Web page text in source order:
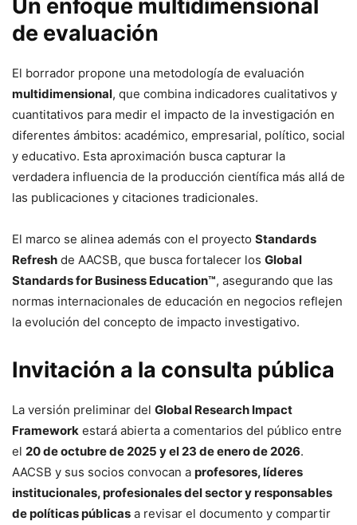
Un enfoque multidimensional
de evaluación
El borrador propone una metodología de evaluación
multidimensional, que combina indicadores cualitativos y
cuantitativos para medir el impacto de la investigación en
diferentes ámbitos: académico, empresarial, político, social
y educativo. Esta aproximación busca capturar la
verdadera influencia de la producción científica más allá de
las publicaciones y citaciones tradicionales.
El marco se alinea además con el proyecto Standards
Refresh de AACSB, que busca fortalecer los Global
Standards for Business Education™, asegurando que las
normas internacionales de educación en negocios reflejen
la evolución del concepto de impacto investigativo.
Invitación a la consulta pública
La versión preliminar del Global Research Impact
Framework estará abierta a comentarios del público entre
el 20 de octubre de 2025 y el 23 de enero de 2026.
AACSB y sus socios convocan a profesores, líderes
institucionales, profesionales del sector y responsables
de políticas públicas a revisar el documento y compartir